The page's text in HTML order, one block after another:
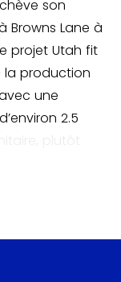
son
Browns Lane à
projet Utah fit
la production
une
2.5
séparés, est